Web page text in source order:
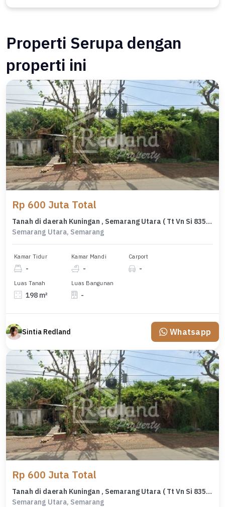
Properti Serupa dengan
properti ini
Rp 600 Juta Total
Tanah di daerah Kuningan , Semarang Utara ( Tt Vn Si 8353 )
Semarang Utara, Semarang
Kamar Tidur
-
Kamar Mandi
-
Carport
-
Luas Tanah
198 m²
Luas Bangunan
-
Sintia Redland Whatsapp
Rp 600 Juta Total
Tanah di daerah Kuningan , Semarang Utara ( Tt Vn Si 8353 )
Semarang Utara, Semarang